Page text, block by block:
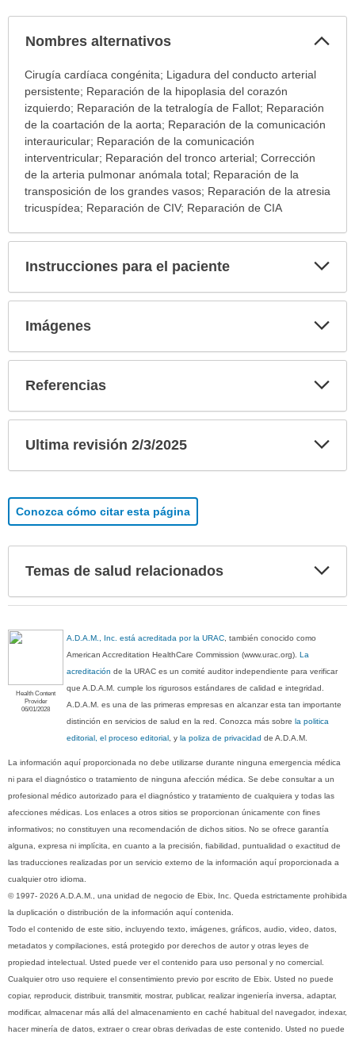
Nombres alternativos
Nombres
alternativos
sido
extendido.
Cirugía cardíaca congénita; Ligadura del conducto arterial
persistente; Reparación de la hipoplasia del corazón
izquierdo; Reparación de la tetralogía de Fallot; Reparación
de la coartación de la aorta; Reparación de la comunicación
interauricular; Reparación de la comunicación
interventricular; Reparación del tronco arterial; Corrección
de la arteria pulmonar anómala total; Reparación de la
transposición de los grandes vasos; Reparación de la atresia
tricuspídea; Reparación de CIV; Reparación de CIA
Instrucciones para el paciente
Imágenes
Referencias
Ultima revisión 2/3/2025
Conozca cómo citar esta página
Temas de salud relacionados
Health Content
Provider
06/01/2028
A.D.A.M., Inc. está acreditada por la URAC , también conocido como
American Accreditation HealthCare Commission (www.urac.org).La
acreditación de la URAC es un comité auditor independiente para verificar
que A.D.A.M. cumple los rigurosos estándares de calidad e integridad.
A.D.A.M. es una de las primeras empresas en alcanzar esta tan importante
distinción en servicios de salud en la red. Conozca más sobrela politica
editorial, el proceso editorial , yla poliza de privacidad de A.D.A.M.
La información aquí proporcionada no debe utilizarse durante ninguna emergencia médica
ni para el diagnóstico o tratamiento de ninguna afección médica. Se debe consultar a un
profesional médico autorizado para el diagnóstico y tratamiento de cualquiera y todas las
afecciones médicas. Los enlaces a otros sitios se proporcionan únicamente con fines
informativos; no constituyen una recomendación de dichos sitios. No se ofrece garantía
alguna, expresa ni implícita, en cuanto a la precisión, fiabilidad, puntualidad o exactitud de
las traducciones realizadas por un servicio externo de la información aquí proporcionada a
cualquier otro idioma.
© 1997- 2026 A.D.A.M., una unidad de negocio de Ebix, Inc. Queda estrictamente prohibida
la duplicación o distribución de la información aquí contenida.
Todo el contenido de este sitio, incluyendo texto, imágenes, gráficos, audio, video, datos,
metadatos y compilaciones, está protegido por derechos de autor y otras leyes de
propiedad intelectual. Usted puede ver el contenido para uso personal y no comercial.
Cualquier otro uso requiere el consentimiento previo por escrito de Ebix. Usted no puede
copiar, reproducir, distribuir, transmitir, mostrar, publicar, realizar ingeniería inversa, adaptar,
modificar, almacenar más allá del almacenamiento en caché habitual del navegador, indexar,
hacer minería de datos, extraer o crear obras derivadas de este contenido. Usted no puede